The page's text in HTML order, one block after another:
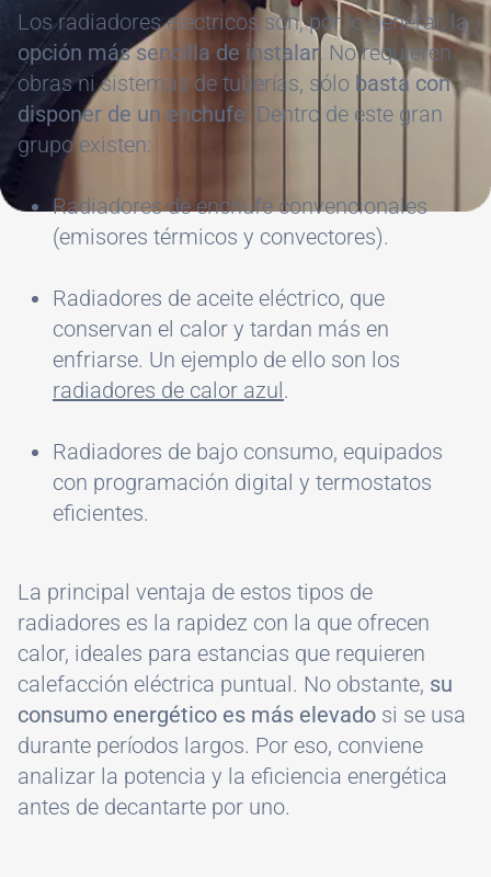
Los radiadores eléctricos son, por lo general, la
opción más sencilla de instalar. No requieren
obras ni sistemas de tuberías, sólo basta con
disponer de un enchufe. Dentro de este gran
grupo existen:
Radiadores de enchufe convencionales
(emisores térmicos y convectores).
Radiadores de aceite eléctrico, que
conservan el calor y tardan más en
enfriarse. Un ejemplo de ello son los
radiadores de calor azul .
Radiadores de bajo consumo, equipados
con programación digital y termostatos
eficientes.
La principal ventaja de estos tipos de
radiadores es la rapidez con la que ofrecen
calor, ideales para estancias que requieren
calefacción eléctrica puntual. No obstante, su
consumo energético es más elevado si se usa
durante períodos largos. Por eso, conviene
analizar la potencia y la eficiencia energética
antes de decantarte por uno.